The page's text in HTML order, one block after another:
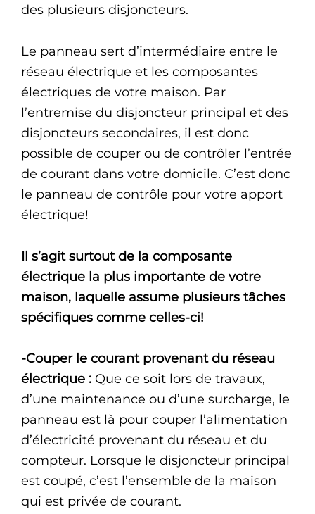
des plusieurs disjoncteurs.
Le panneau sert d’intermédiaire entre le
réseau électrique et les composantes
électriques de votre maison. Par
l’entremise du disjoncteur principal et des
disjoncteurs secondaires, il est donc
possible de couper ou de contrôler l’entrée
de courant dans votre domicile. C’est donc
le panneau de contrôle pour votre apport
électrique!
Il s’agit surtout de la composante
électrique la plus importante de votre
maison, laquelle assume plusieurs tâches
spécifiques comme celles-ci!
-Couper le courant provenant du réseau
électrique : Que ce soit lors de travaux,
d’une maintenance ou d’une surcharge, le
panneau est là pour couper l’alimentation
d’électricité provenant du réseau et du
compteur. Lorsque le disjoncteur principal
est coupé, c’est l’ensemble de la maison
qui est privée de courant.